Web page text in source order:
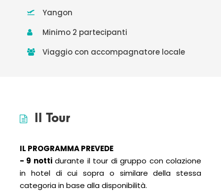
Yangon
Minimo 2 partecipanti
Viaggio con accompagnatore locale
Il Tour
IL PROGRAMMA PREVEDE
- 9 nottidurante il tour di gruppo con colazione
in hotel di cui sopra o similare della stessa
categoria in base alla disponibilità.